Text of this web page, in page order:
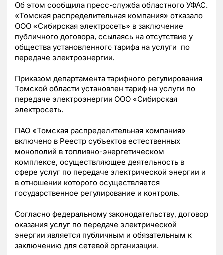
Об этом сообщила пресс-служба областного УФАС.
«Томская распределительная компания» отказало
ООО «Сибирская электросеть» в заключение
публичного договора, ссылаясь на отсутствие у
общества установленного тарифа на услуги по
передаче электроэнергии.
Приказом департамента тарифного регулирования
Томской области установлен тариф на услуги по
передаче электроэнергии ООО «Сибирская
электросеть.
ПАО «Томская распределительная компания»
включено в Реестр субъектов естественных
монополий в топливно-энергетическом
комплексе, осуществляющее деятельность в
сфере услуг по передаче электрической энергии и
в отношении которого осуществляется
государственное регулирование и контроль.
Согласно федеральному законодательству, договор
оказания услуг по передаче электрической
энергии является публичным и обязательным к
заключению для сетевой организации.